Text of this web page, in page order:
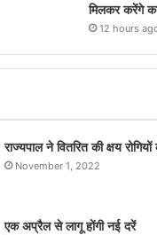
मिलकर करेंगे
12 hours
राज्यपाल ने वितरित की क्षय
November 1, 2022
एक अप्रैल से लागू होंगी नई दरें